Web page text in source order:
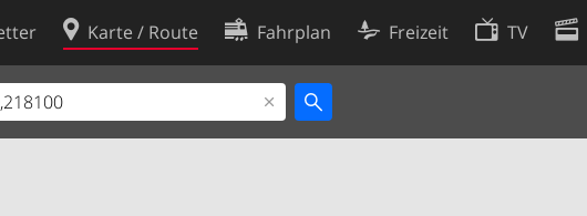
Karte / Route Fahrplan Freizeit TV
Cookie-Richtlinie
Cookie-Einstellungen